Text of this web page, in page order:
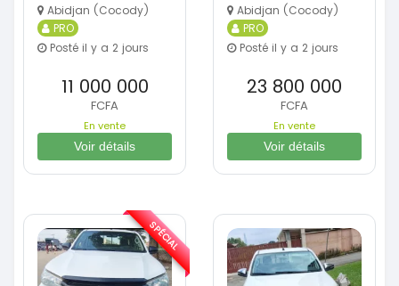
Abidjan (Cocody)
PRO
Posté il y a 2 jours
11 000 000
FCFA
En vente
Voir détails
Abidjan (Cocody)
PRO
Posté il y a 2 jours
23 800 000
FCFA
En vente
Voir détails
SPÉCIAL